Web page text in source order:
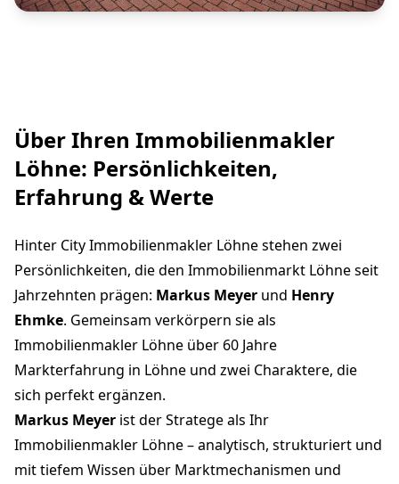
Über Ihren Immobilienmakler
Löhne: Persönlichkeiten,
Erfahrung & Werte
Hinter City Immobilienmakler Löhne stehen zwei
Persönlichkeiten, die den Immobilienmarkt Löhne seit
Jahrzehnten prägen: Markus Meyer und Henry
Ehmke. Gemeinsam verkörpern sie als
Immobilienmakler Löhne über 60 Jahre
Markterfahrung in Löhne und zwei Charaktere, die
sich perfekt ergänzen.
Markus Meyer ist der Stratege als Ihr
Immobilienmakler Löhne – analytisch, strukturiert und
mit tiefem Wissen über Marktmechanismen und